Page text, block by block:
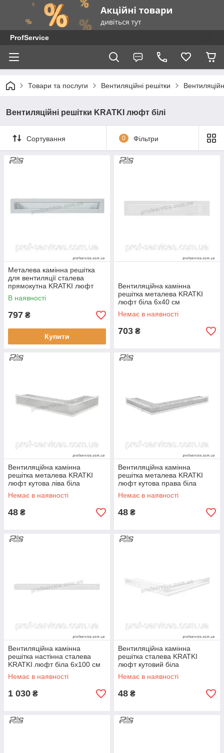
ProfService
Товари та послуги Вентиляційні решітки
Вентиляційні решітки KRATKI люфт білі
Сортування 0 Фільтри
Металева камінна решітка
для вентиляції сталева
прямокутна KRATKI люфт
біла 6х60 см
В наявності
797 ₴
Купити
Вентиляційна камінна
решітка металева KRATKI
люфт біла 6х40 см
Немає в наявності
703 ₴
Вентиляційна камінна
решітка металева KRATKI
люфт кутова ліва біла
600х400х90 мм
Немає в наявності
48 ₴
Вентиляційна камінна
решітка металева KRATKI
люфт кутова права біла
400х600х60 мм
Немає в наявності
48 ₴
Вентиляційна камінна
решітка настінна сталева
KRATKI люфт біла 6х100 см
Немає в наявності
1 030 ₴
Вентиляційна камінна
решітка сталева KRATKI
люфт кутовий біла
560х560х60 мм
Немає в наявності
48 ₴